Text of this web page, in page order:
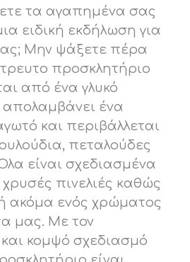
τα αγαπημένα σας
ειδική εκδήλωση για
Μην ψάξετε πέρα
προσκλητήριο
από ένα γλυκό
απολαμβάνει ένα
και περιβάλλεται
πεταλούδες
είναι σχεδιασμένα
πινελιές καθώς
ακόμα ενός χρώματος
μας. Με τον
και κομψό σχεδιασμό